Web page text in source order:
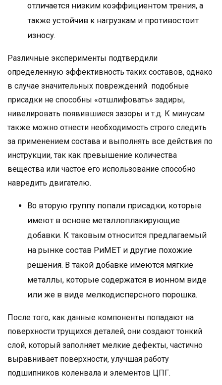
отличается низким коэффициентом трения, а
также устойчив к нагрузкам и противостоит
износу.
Различные эксперименты подтвердили
определенную эффективность таких составов, однако
в случае значительных повреждений подобные
присадки не способны «отшлифовать» задиры,
нивелировать появившиеся зазоры и т.д. К минусам
также можно отнести необходимость строго следить
за применением состава и выполнять все действия по
инструкции, так как превышение количества
вещества или частое его использование способно
навредить двигателю.
Во вторую группу попали присадки, которые
имеют в основе металлоплакирующие
добавки. К таковым относится предлагаемый
на рынке состав РиМЕТ и другие похожие
решения. В такой добавке имеются мягкие
металлы, которые содержатся в ионном виде
или же в виде мелкодисперсного порошка.
После того, как данные компоненты попадают на
поверхности трущихся деталей, они создают тонкий
слой, который заполняет мелкие дефекты, частично
выравнивает поверхности, улучшая работу
подшипников коленвала и элементов ЦПГ.